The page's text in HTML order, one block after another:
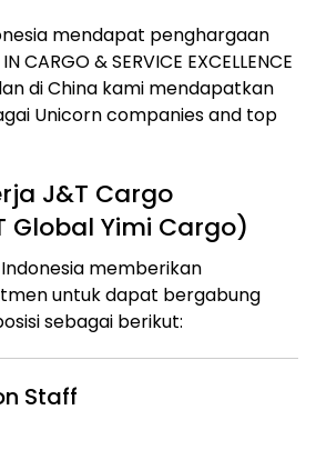
mendapat penghargaan
CARGO & SERVICE EXCELLENCE
dan di China kami mendapatkan
Unicorn companies and top
J&T Cargo
Global Yimi Cargo)
memberikan
untuk dapat bergabung
sebagai berikut:
Staff